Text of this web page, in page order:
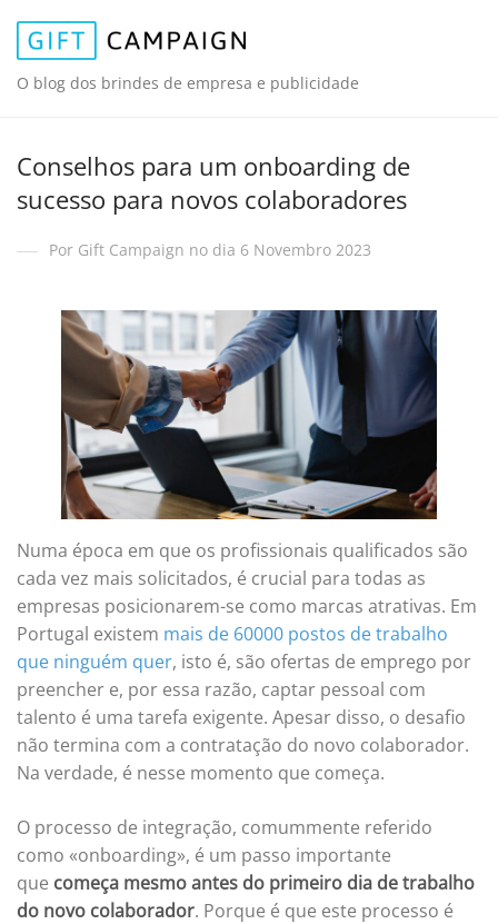
O blog dos brindes de empresa e publicidade
Conselhos para um onboarding de
sucesso para novos colaboradores
Por Gift Campaign no dia 6 Novembro 2023
Numa época em que os profissionais qualificados são
cada vez mais solicitados, é crucial para todas as
empresas posicionarem-se como marcas atrativas. Em
Portugal existem mais de 60000 postos de trabalho
que ninguém quer, isto é, são ofertas de emprego por
preencher e, por essa razão, captar pessoal com
talento é uma tarefa exigente. Apesar disso, o desafio
não termina com a contratação do novo colaborador.
Na verdade, é nesse momento que começa.
O processo de integração, comummente referido
como «onboarding», é um passo importante
que começa mesmo antes do primeiro dia de trabalho
do novo colaborador. Porque é que este processo é